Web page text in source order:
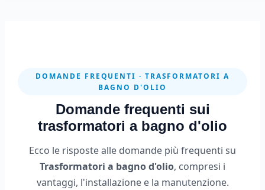
DOMANDE FREQUENTI · TRASFORMATORI A
BAGNO D'OLIO
Domande frequenti sui
trasformatori a bagno d'olio
Ecco le risposte alle domande più frequenti su
Trasformatori a bagno d'olio, compresi i
vantaggi, l'installazione e la manutenzione.